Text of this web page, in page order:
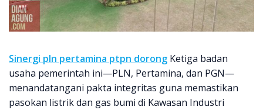
Sinergi pln pertamina ptpn dorong Ketiga badan
usaha pemerintah ini—PLN, Pertamina, dan PGN—
menandatangani pakta integritas guna memastikan
pasokan listrik dan gas bumi di Kawasan Industri